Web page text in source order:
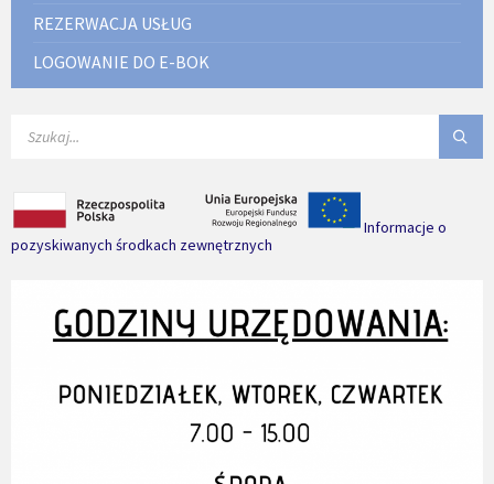
REZERWACJA USŁUG
LOGOWANIE DO E-BOK
Informacje o
pozyskiwanych środkach zewnętrznych